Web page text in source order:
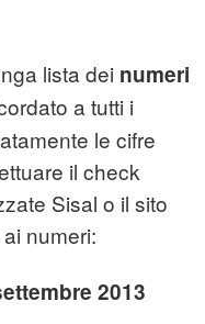
lista dei numeri
a tutti i
le cifre
il check
Sisal o il sito
numeri:
2013